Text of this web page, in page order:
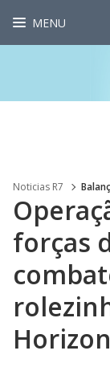
MENU
Noticias R7
forças